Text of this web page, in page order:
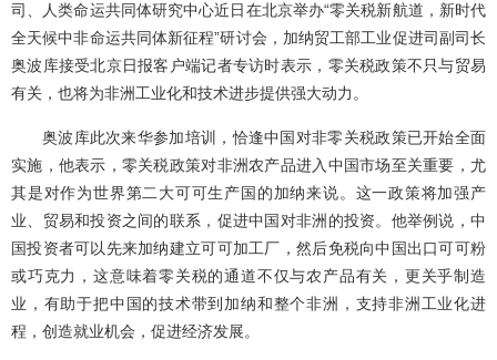
司、人类命运共同体研究中心近日在北京举办“零关税新航道 ，新时代
全天候中非命运共同体新征程”研讨会，加纳贸工部工业促进司副司长
奥波库接受北京日报客户端记者专访时表示，零关税政策不只与贸易
有关，也将为非洲工业化和技术进步提供强大动力。
奥波库此次来华参加培训，恰逢中国对非零关税政策已开始全面
实施，他表示，零关税政策对非洲农产品进入中国市场至关重要，尤
其是对作为世界第二大可可生产国的加纳来说。这一政策将加强产
业、贸易和投资之间的联系，促进中国对非洲的投资。他举例说，中
国投资者可以先来加纳建立可可加工厂，然后免税向中国出口可可粉
或巧克力，这意味着零关税的通道不仅与农产品有关，更关乎制造
业，有助于把中国的技术带到加纳和整个非洲，支持非洲工业化进
程 ，创造就业机会，促进经济发展。